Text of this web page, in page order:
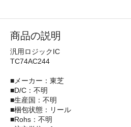
商品の説明
汎用ロジックIC
TC74AC244
■メーカー：東芝
■D/C：不明
■生産国：不明
■梱包状態：リール
■Rohs：不明